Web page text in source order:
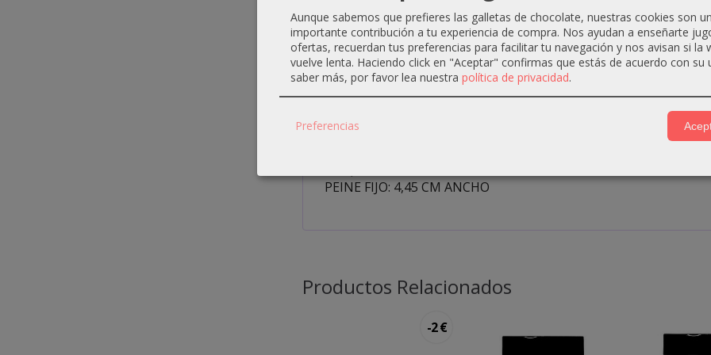
- Tecnología Smart-Clip. detecta la resistencia de la cuchilla y
detecta cabello más grueso.
• Cuchillas de: acero inoxidable recubierto de titanio + cerámica
• Indicador de carga LED.
• Base de carga: Reset IQ Charge.
• Nivel de corte ajustable: 0,5 - 3,5 mm.
PEINE FIJO: 4,45 CM ANCHO
Productos Relacionados
-2 €
Aunque sabemos que prefieres las galletas de chocolate, nuestras cookies son
importante contribución a tu experiencia de compra. Nos ayudan a enseñarte
ofertas, recuerdan tus preferencias para facilitar tu navegación y nos avisan si la
vuelve lenta. Haciendo click en "Aceptar" confirmas que estás de acuerdo con su
saber más, por favor lea nuestra política de privacidad.
Preferencias